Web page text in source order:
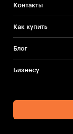
Контакты
Как купить
Блог
Бизнесу